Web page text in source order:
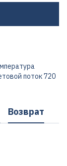
поток 720
Возврат